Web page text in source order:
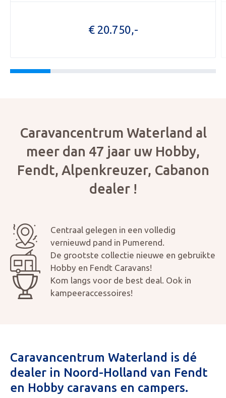
€ 20.750,-
Caravancentrum Waterland al
meer dan 47 jaar uw Hobby,
Fendt, Alpenkreuzer, Cabanon
dealer !
Centraal gelegen in een volledig
vernieuwd pand in Pumerend.
De grootste collectie nieuwe en gebruikte
Hobby en Fendt Caravans!
Kom langs voor de best deal. Ook in
kampeeraccessoires!
Caravancentrum Waterland is dé
dealer in Noord-Holland van Fendt
en Hobby caravans en campers.